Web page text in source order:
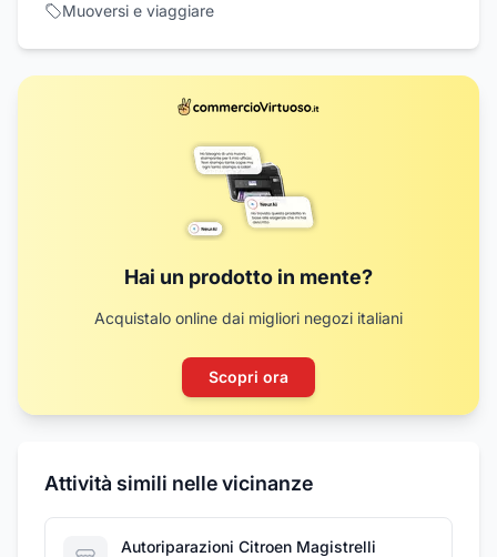
Muoversi e viaggiare
Hai un prodotto in mente?
Acquistalo online dai migliori negozi italiani
Scopri ora
Attività simili nelle vicinanze
Autoriparazioni Citroen Magistrelli